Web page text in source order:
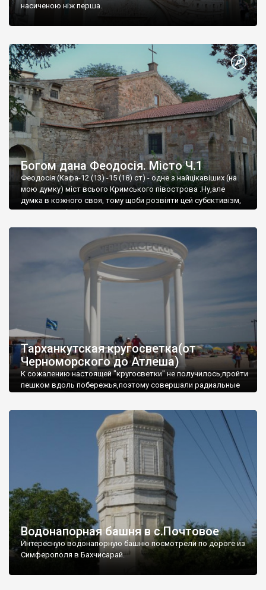
насиченою ніж перша.
Богом дана Феодосія. Місто Ч.1
Феодосія (Кафа-12 (13) -15 (18) ст) - одне з найцікавіших (на
мою думку) міст всього Кримського півострова .Ну,але
думка в кожного своя, тому щоби розвіяти цей субєктивізм,
запрошую відвідати це
Тарханкутская кругосветка(от
Черноморского до Атлеша)
К сожалению настоящей "кругосветки" не получилось,пройти
пешком вдоль побережья,поэтому совершали радиальные
Водонапорная башня в с.Почтовое
Интересную водонапорную башню посмотрели по дороге из
Симферополя в Бахчисарай.